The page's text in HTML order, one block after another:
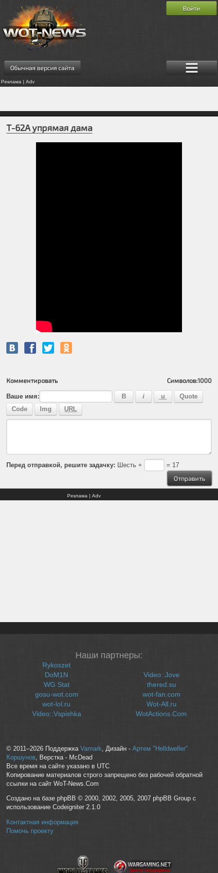
Обычная версия сайта
Реклама | Adv
Войти
T-62A упрямая дама
Комментировать Символов:1000
Ваше имя:
Перед отправкой, решите задачку: Шесть + = 17
Реклама | Adv
Наши партнеры:
Rykoszet
DoM1N
WG Stat
gosu-wot.com
wot-lol.ru
Video::Vspishka
Video::Jove
thered.su
wot-fan.com
Wot-All.ru
WotActions.Com
© 2011–2026 Поддержка Vamark, Дизайн - Артем "Helldweller"
Коршунов, Верстка - McDead
Все время на сайте указано в UTC
Копирование материалов строго запрещено без рабочей обратной
ссылки на сайт WoT-News.Com
Создано на базе phpBB © 2000, 2002, 2005, 2007 phpBB Group с
использование Codeigniter 2.1.0
Контактная информация
Помочь проекту